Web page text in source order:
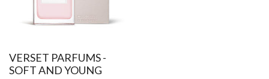
VERSET PARFUMS -
SOFT AND YOUNG